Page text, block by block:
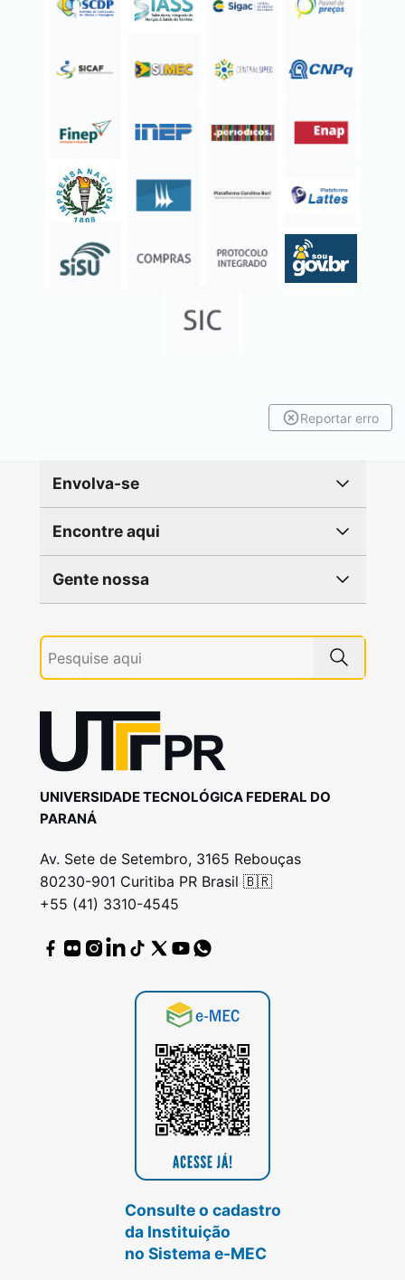
Reportar erro
Envolva-se
Encontre aqui
Gente nossa
UNIVERSIDADE TECNOLÓGICA FEDERAL DO
PARANÁ
Av. Sete de Setembro, 3165 Rebouças
80230-901 Curitiba PR Brasil 🇧🇷
+55 (41) 3310-4545
Consulte o cadastro
da Instituição
no Sistema e-MEC